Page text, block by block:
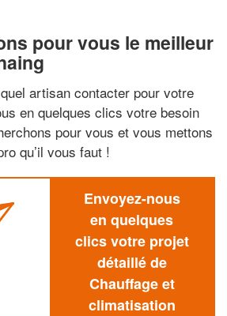
pour vous le meilleur
artisan contacter pour votre
en quelques clics votre besoin
pour vous et vous mettons
qu’il vous faut !
Envoyez-nous
en quelques
clics votre projet
détaillé de
Chauffage et
climatisation